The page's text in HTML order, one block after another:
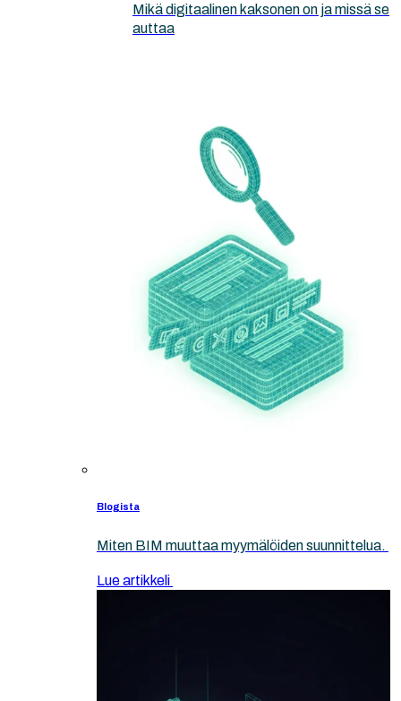
Mikä digitaalinen kaksonen on ja missä se
auttaa
Blogista
Miten BIM muuttaa myymälöiden suunnittelua.
Lue artikkeli